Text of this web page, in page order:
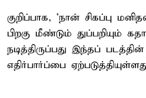
குறிப்பாக, 'நான் சிகப்பு
பிறகு மீண்டும் துப்பறியும்
நடித்திருப்பது இந்தப்
எதிர்பார்ப்பை